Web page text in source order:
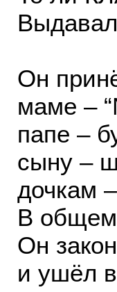
Он
маме –
папе –
сыну –
дочкам
В
Он
и ушёл